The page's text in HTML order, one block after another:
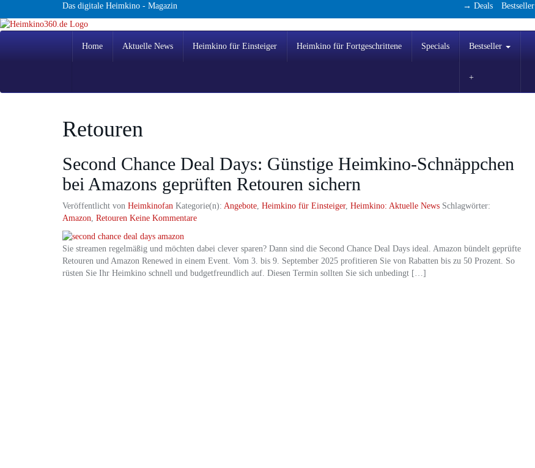
to
main
Das digitale Heimkino - Magazin → Deals Bestseller
Home Aktuelle News Heimkino für Einsteiger Heimkino für Fortgeschrittene Specials Bestseller
Retouren
Second Chance Deal Days: Günstige Heimkino-Schnäppchen
bei Amazons geprüften Retouren sichern
Veröffentlicht von Heimkinofan Kategorie(n): Angebote, Heimkino für Einsteiger, Heimkino: Aktuelle News Schlagwörter:
Amazon, Retouren Keine Kommentare
Sie streamen regelmäßig und möchten dabei clever sparen? Dann sind die Second Chance Deal Days ideal. Amazon bündelt geprüfte
Retouren und Amazon Renewed in einem Event. Vom 3. bis 9. September 2025 profitieren Sie von Rabatten bis zu 50 Prozent. So
rüsten Sie Ihr Heimkino schnell und budgetfreundlich auf. Diesen Termin sollten Sie sich unbedingt […]